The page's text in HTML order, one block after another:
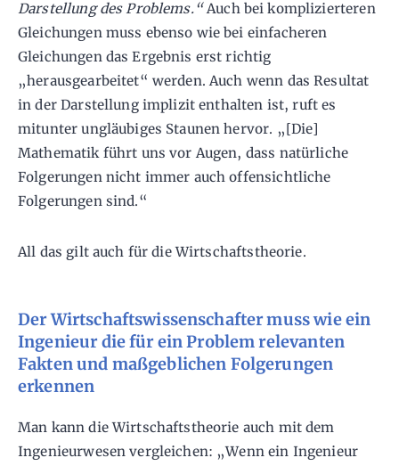
Darstellung des Problems.“Auch bei komplizierteren
Gleichungen muss ebenso wie bei einfacheren
Gleichungen das Ergebnis erst richtig
„herausgearbeitet“ werden. Auch wenn das Resultat
in der Darstellung implizit enthalten ist, ruft es
mitunter ungläubiges Staunen hervor. „[Die]
Mathematik führt uns vor Augen, dass natürliche
Folgerungen nicht immer auch offensichtliche
Folgerungen sind.“
All das gilt auch für die Wirtschaftstheorie.
Der Wirtschaftswissenschafter muss wie ein
Ingenieur die für ein Problem relevanten
Fakten und maßgeblichen Folgerungen
erkennen
Man kann die Wirtschaftstheorie auch mit dem
Ingenieurwesen vergleichen: „Wenn ein Ingenieur